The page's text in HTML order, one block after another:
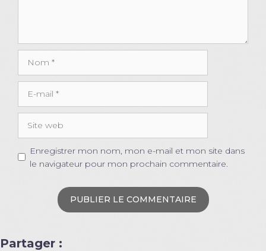
mail
web
Enregistrer mon nom, mon e-mail et mon site dans
le navigateur pour mon prochain commentaire.
Partager :